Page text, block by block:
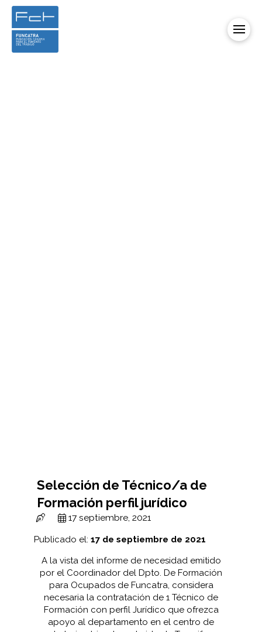
Selección de Técnico/a de
Formación perfil jurídico
17 septiembre, 2021
Publicado el: 17 de septiembre de 2021
A la vista del informe de necesidad emitido
por el Coordinador del Dpto. De Formación
para Ocupados de Funcatra, considera
necesaria la contratación de 1 Técnico de
Formación con perfil Jurídico que ofrezca
apoyo al departamento en el centro de